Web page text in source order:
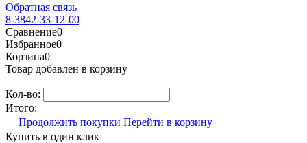
Обратная связь
8-3842-33-12-00
Сравнение0
Избранное0
Корзина0
Товар добавлен в корзину
Кол-во:
Итого:
Продолжить покупки Перейти в корзину
Купить в один клик